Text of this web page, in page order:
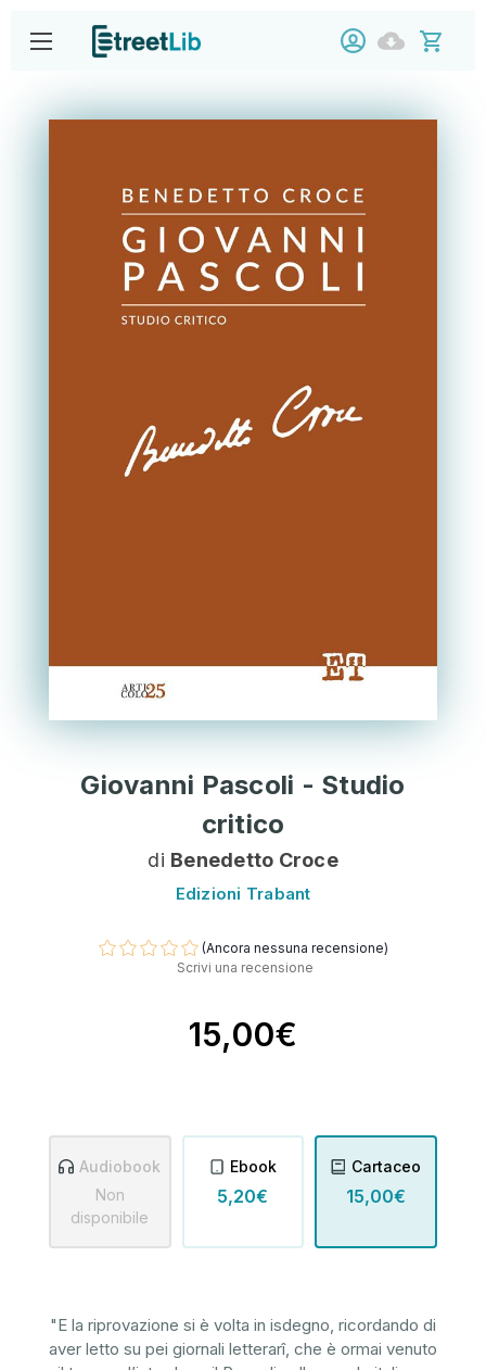
Giovanni Pascoli - Studio
critico
di Benedetto Croce
Edizioni Trabant
(Ancora nessuna recensione)
Scrivi una recensione
15,00€
Audiobook
Non
disponibile
Ebook
5,20€
Cartaceo
15,00€
"E la riprovazione si è volta in isdegno, ricordando di
aver letto su pei giornali letterarî, che è ormai venuto